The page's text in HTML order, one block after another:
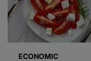
ECONOMIC